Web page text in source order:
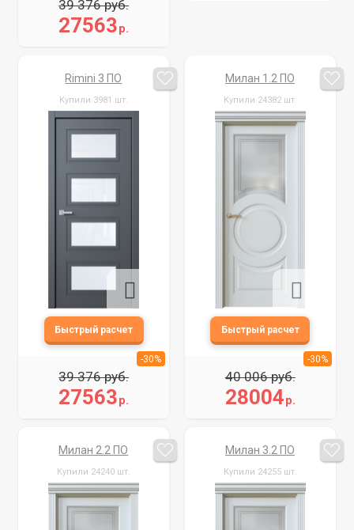
27563р.
39 376 руб.
Rimini 3 ПО
Купили 3981 шт.
27563р.
39 376 руб.
-30%
Милан 1.2 ПО
Купили 24382 шт.
28004р.
40 006 руб.
-30%
Милан 2.2 ПО
Купили 24240 шт.
Милан 3.2 ПО
Купили 24255 шт.